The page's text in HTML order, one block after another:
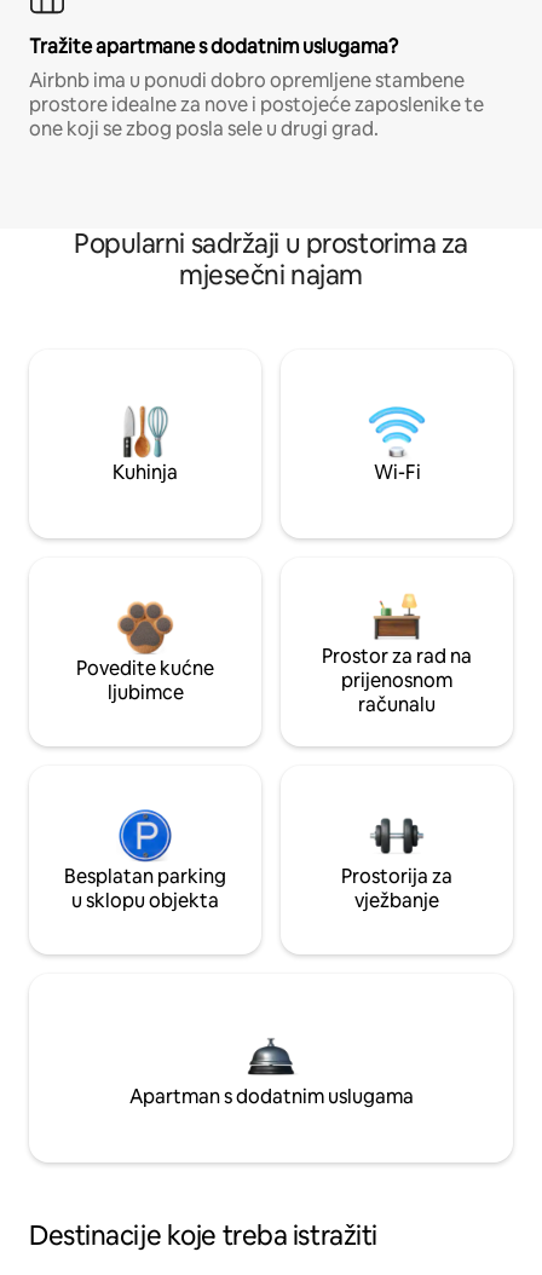
Tražite apartmane s dodatnim uslugama?
Airbnb ima u ponudi dobro opremljene stambene
prostore idealne za nove i postojeće zaposlenike te
one koji se zbog posla sele u drugi grad.
Popularni sadržaji u prostorima za
mjesečni najam
Kuhinja Wi-Fi
Povedite kućne
ljubimce
Prostor za rad na
prijenosnom
računalu
Besplatan parking
u sklopu objekta
Prostorija za
vježbanje
Apartman s dodatnim uslugama
Destinacije koje treba istražiti